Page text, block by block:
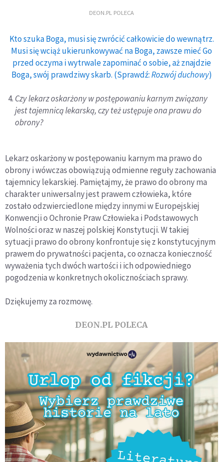
DEON.PL POLECA
Kto szuka Boga, musi się zwrócić całkowicie do wewnątrz.
Musi się wciąż ukierunkowywać na Boga, zawsze mieć Go
przed oczyma i wytrwale zapominać o sobie, aż znajdzie
Boga, swój prawdziwy skarb. (Sprawdź:Rozwój duchowy)
Czy lekarz oskarżony w postępowaniu karnym związany
jest tajemnicą lekarską, czy też ustępuje ona prawu do
obrony?
Lekarz oskarżony w postępowaniu karnym ma prawo do
obrony i wówczas obowiązują odmienne reguły zachowania
tajemnicy lekarskiej. Pamiętajmy, że prawo do obrony ma
charakter uniwersalny jest prawem człowieka, które
zostało odzwierciedlone między innymi w Europejskiej
Konwencji o Ochronie Praw Człowieka i Podstawowych
Wolności oraz w naszej polskiej Konstytucji. W takiej
sytuacji prawo do obrony konfrontuje się z konstytucyjnym
prawem do prywatności pacjenta, co oznacza konieczność
wyważenia tych dwóch wartości i ich odpowiedniego
pogodzenia w konkretnych okolicznościach sprawy.
Dziękujemy za rozmowę.
DEON.PL POLECA